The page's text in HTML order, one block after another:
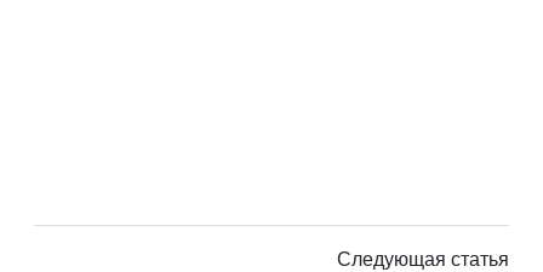
Следующая статья